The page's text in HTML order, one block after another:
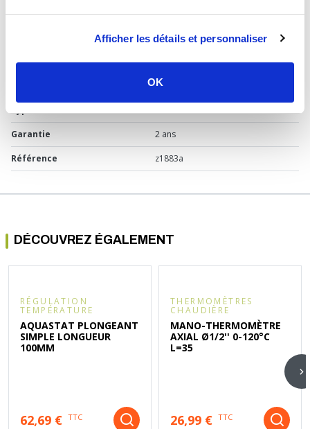
Afficher les détails et personnaliser
OK
Garantie 2 ans
Référence z1883a
DÉCOUVREZ ÉGALEMENT
RÉGULATION
TEMPÉRATURE
AQUASTAT PLONGEANT
SIMPLE LONGUEUR
100MM
62,69 € TTC
THERMOMÈTRES
CHAUDIÈRE
MANO-THERMOMÈTRE
AXIAL Ø1/2'' 0-120°C
L=35
26,99 € TTC